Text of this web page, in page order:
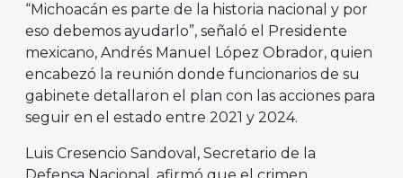
“Michoacán es parte de la historia nacional y por
eso debemos ayudarlo”, señaló el Presidente
mexicano, Andrés Manuel López Obrador, quien
encabezó la reunión donde funcionarios de su
gabinete detallaron el plan con las acciones para
seguir en el estado entre 2021 y 2024.
Luis Cresencio Sandoval, Secretario de la